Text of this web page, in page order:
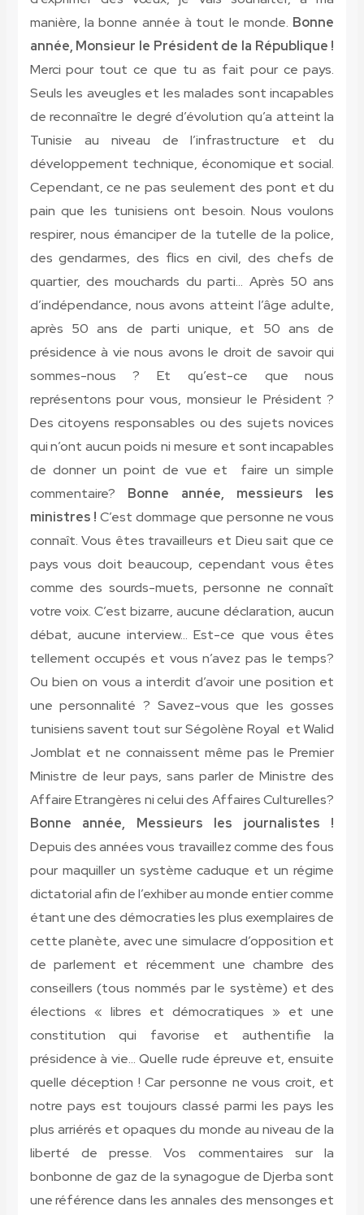
manière, la bonne année à tout le monde. Bonne
année, Monsieur le Président de la République !
Merci pour tout ce que tu as fait pour ce pays.
Seuls les aveugles et les malades sont incapables
de reconnaître le degré d’évolution qu’a atteint la
Tunisie au niveau de l’infrastructure et du
développement technique, économique et social.
Cependant, ce ne pas seulement des pont et du
pain que les tunisiens ont besoin. Nous voulons
respirer, nous émanciper de la tutelle de la police,
des gendarmes, des flics en civil, des chefs de
quartier, des mouchards du parti… Après 50 ans
d’indépendance, nous avons atteint l’âge adulte,
après 50 ans de parti unique, et 50 ans de
présidence à vie nous avons le droit de savoir qui
sommes-nous ? Et qu’est-ce que nous
représentons pour vous, monsieur le Président ?
Des citoyens responsables ou des sujets novices
qui n’ont aucun poids ni mesure et sont incapables
de donner un point de vue et faire un simple
commentaire? Bonne année, messieurs les
ministres ! C’est dommage que personne ne vous
connaît. Vous êtes travailleurs et Dieu sait que ce
pays vous doit beaucoup, cependant vous êtes
comme des sourds-muets, personne ne connaît
votre voix. C’est bizarre, aucune déclaration, aucun
débat, aucune interview… Est-ce que vous êtes
tellement occupés et vous n’avez pas le temps?
Ou bien on vous a interdit d’avoir une position et
une personnalité ? Savez-vous que les gosses
tunisiens savent tout sur Ségolène Royal et Walid
Jomblat et ne connaissent même pas le Premier
Ministre de leur pays, sans parler de Ministre des
Affaire Etrangères ni celui des Affaires Culturelles?
Bonne année, Messieurs les journalistes !
Depuis des années vous travaillez comme des fous
pour maquiller un système caduque et un régime
dictatorial afin de l’exhiber au monde entier comme
étant une des démocraties les plus exemplaires de
cette planète, avec une simulacre d’opposition et
de parlement et récemment une chambre des
conseillers (tous nommés par le système) et des
élections « libres et démocratiques » et une
constitution qui favorise et authentifie la
présidence à vie… Quelle rude épreuve et, ensuite
quelle déception ! Car personne ne vous croit, et
notre pays est toujours classé parmi les pays les
plus arriérés et opaques du monde au niveau de la
liberté de presse. Vos commentaires sur la
bonbonne de gaz de la synagogue de Djerba sont
une référence dans les annales des mensonges et